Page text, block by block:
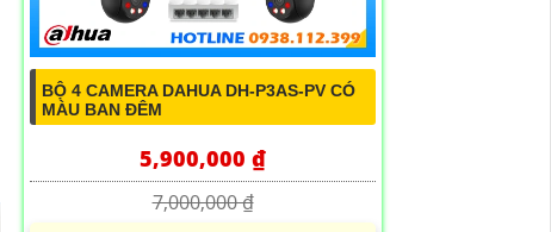
BỘ 4 CAMERA DAHUA DH-P3AS-PV CÓ
MÀU BAN ĐÊM
5,900,000 ₫
7,000,000 ₫